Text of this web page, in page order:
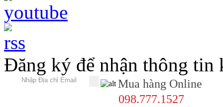
Đăng ký để nhận thông tin
Mua hàng Online
098.777.1527